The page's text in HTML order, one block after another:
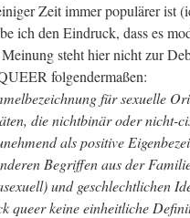
Zeit immer populärer ist
ich den Eindruck, dass es
steht hier nicht zur
folgendermaßen:
für sexuelle
die nichtbinär oder nicht-
als positive
Begriffen aus der
und geschlechtlichen
queer keine einheitliche